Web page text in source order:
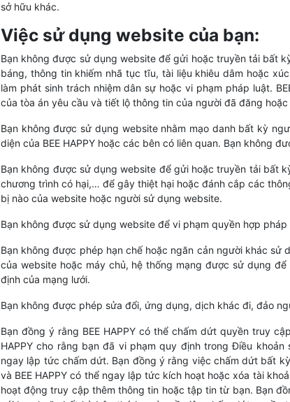
sở hữu khác.
Việc sử dụng website của bạn:
Bạn không được sử dụng website để gửi hoặc truyền tải bất
báng, thông tin khiếm nhã tục tĩu, tài liệu khiêu dâm hoặc
làm phát sinh trách nhiệm dân sự hoặc vi phạm pháp luật.
của tòa án yêu cầu và tiết lộ thông tin của người đã đăng
Bạn không được sử dụng website nhằm mạo danh bất kỳ
diện của BEE HAPPY hoặc các bên có liên quan. Bạn không
Bạn không được sử dụng website để gửi hoặc truyền tải bất
chương trình có hại,… để gây thiệt hại hoặc đánh cắp các
bị nào của website hoặc người sử dụng website.
Bạn không được sử dụng website để vi phạm quyền hợp
Bạn không được phép hạn chế hoặc ngăn cản người khác
của website hoặc máy chủ, hệ thống mạng được sử dụng
định của mạng lưới.
Bạn không được phép sửa đổi, ứng dụng, dịch khác đi, đảo
Bạn đồng ý rằng BEE HAPPY có thể chấm dứt quyền truy
HAPPY cho rằng bạn đã vi phạm quy định trong Điều
ngay lập tức chấm dứt. Bạn đồng ý rằng việc chấm dứt bất
và BEE HAPPY có thể ngay lập tức kích hoạt hoặc xóa tài
hoạt động truy cập thêm thông tin hoặc tập tin từ bạn. Bạn